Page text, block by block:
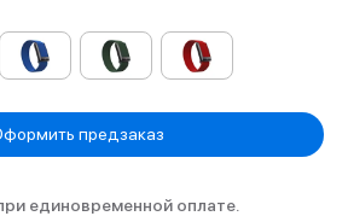
предзаказ
единовременной оплате.